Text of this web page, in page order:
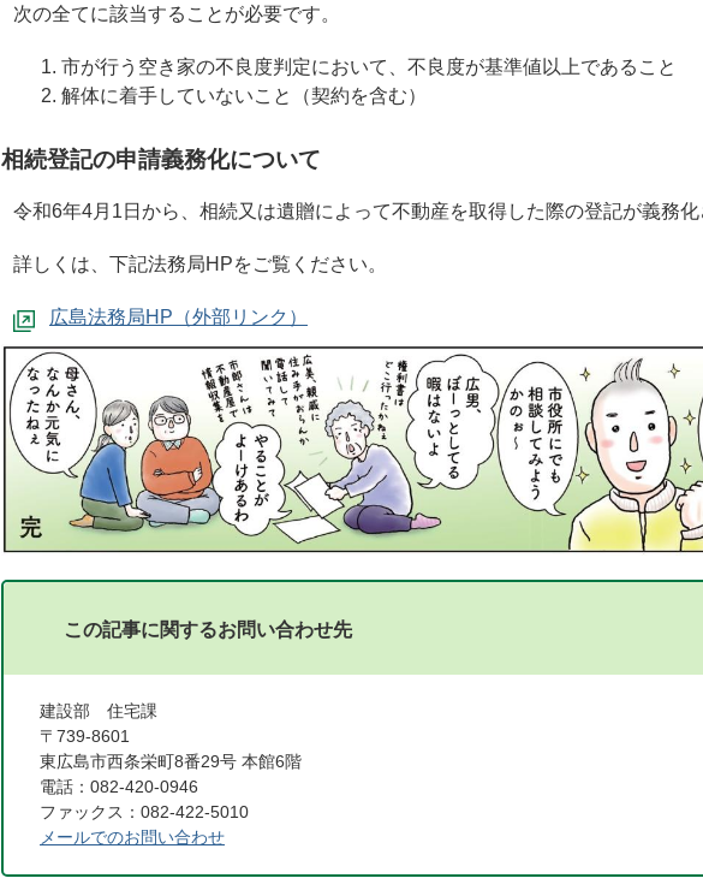
次の全てに該当することが必要です。
市が行う空き家の不良度判定において、不良度が基準値以上であること
解体に着手していないこと（契約を含む）
相続登記の申請義務化について
令和6年4月1日から、相続又は遺贈によって不動産を取得した際の登記が義務
詳しくは、下記法務局HPをご覧ください。
広島法務局HP
この記事に関するお問い合わせ先
建設部 住宅課
〒739-8601
東広島市西条栄町8番29号 本館6階
電話：082-420-0946
ファックス：082-422-5010
メールでのお問い合わせ